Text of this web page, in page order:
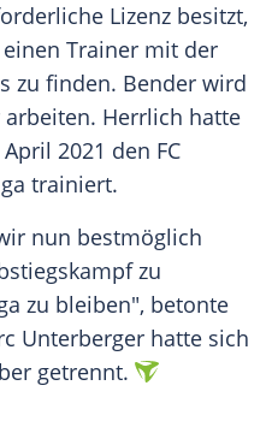
Lizenz besitzt,
Trainer mit der
zu finden. Bender wird
Herrlich hatte
2021 den FC
trainiert.
nun bestmöglich
zu
zu bleiben", betonte
Unterberger hatte sich
getrennt.